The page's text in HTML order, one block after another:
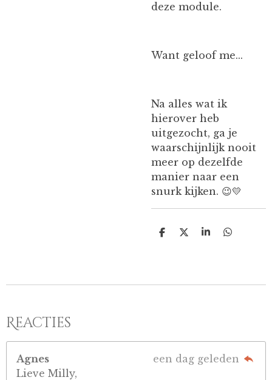
deze module.
Want geloof me...
Na alles wat ik
hierover heb
uitgezocht, ga je
waarschijnlijk nooit
meer op dezelfde
manier naar een
snurk kijken. 😉💛
D
D
S
D
Reacties
Agnes
een dag geleden
Lieve Milly,